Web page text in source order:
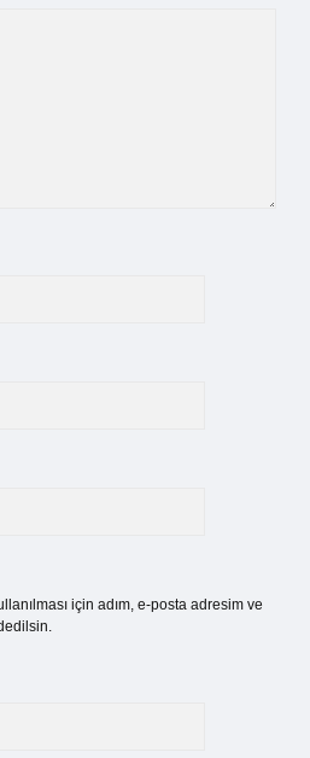
için adım, e-posta adresim ve